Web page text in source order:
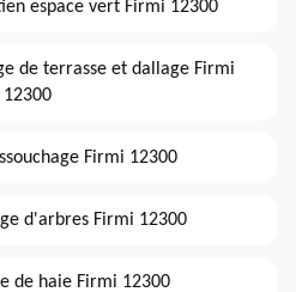
espace vert Firmi 12300
de terrasse et dallage Firmi
12300
Firmi 12300
d'arbres Firmi 12300
de haie Firmi 12300